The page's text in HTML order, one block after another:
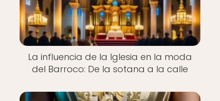
La influencia de la Iglesia en la moda
del Barroco: De la sotana a la calle